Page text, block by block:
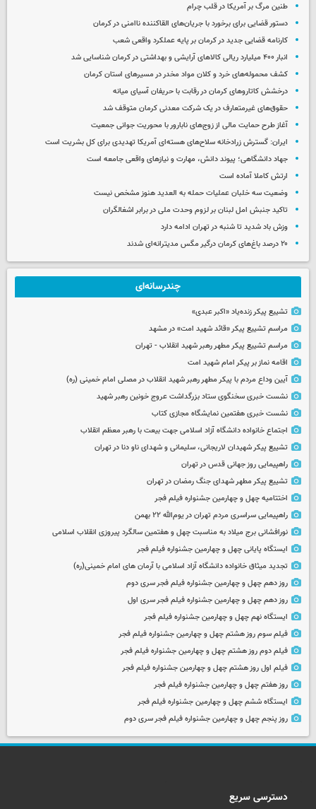
طنین مرگ بر آمریکا در قلب چرام
دستور قضایی برای برخورد با جریان‌های القاکننده ناامنی در کرمان
کارنامه قضایی جدید در کرمان بر پایه عملکرد واقعی شعب
انبار ۴۰۰ میلیارد ریالی کالاهای آرایشی و بهداشتی در کرمان شناسایی شد
کشف محموله‌های خرد و کلان مواد مخدر در مسیرهای استان کرمان
درخشش کاتاروهای کرمان در رقابت با حریفان آسیای میانه
حقوق‌های غیرمتعارف در یک شرکت معدنی کرمان متوقف شد
آغاز طرح حمایت مالی از زوج‌های نابارور با محوریت جوانی جمعیت
ایران: گسترش زرادخانه سلاح‌های هسته‌ای آمریکا تهدیدی برای کل بشریت است
جهاد دانشگاهی؛ پیوند دانش، مهارت و نیازهای واقعی جامعه است
ارتش کاملا آماده است
وضعیت سه خلبان عملیات حمله به العدید هنوز مشخص نیست
تاکید جنبش امل لبنان بر لزوم وحدت ملی در برابر اشغالگران
وزش باد شدید تا شنبه در تهران ادامه دارد
۲۰ درصد باغ‌های کرمان درگیر مگس مدیترانه‌ای شدند
چندرسانه‌ای
تشییع پیکر زنده‌یاد «اکبر عبدی»
مراسم تشییع پیکر «قائد شهید امت» در مشهد
مراسم تشییع پیکر مطهر رهبر شهید انقلاب - تهران
اقامه نماز بر پیکر امام شهید امت
آیین وداع مردم با پیکر مطهر رهبر شهید انقلاب در مصلی امام خمینی (ره)
نشست خبری سخنگوی ستاد بزرگداشت عروج خونین رهبر شهید
نشست خبری هفتمین نمایشگاه مجازی کتاب
اجتماع خانواده دانشگاه آزاد اسلامی جهت بیعت با رهبر معظم انقلاب
تشییع پیکر شهیدان لاریجانی، سلیمانی و شهدای ناو دنا در تهران
راهپیمایی روز جهانی قدس در تهران
تشییع پیکر مطهر شهدای جنگ رمضان در تهران
اختتامیه چهل و چهارمین جشنواره فیلم فجر
راهپیمایی سراسری مردم تهران در یوم‌الله ۲۲ بهمن
نورافشانی برج میلاد به مناسبت چهل‌ و هفتمین سالگرد پیروزی انقلاب اسلامی
ایستگاه پایانی چهل و چهارمین جشنواره فیلم فجر
تجدید میثاق خانواده دانشگاه آزاد اسلامی با آرمان های امام خمینی(ره)
روز دهم چهل و چهارمین جشنواره فیلم فجر سری دوم
روز دهم چهل و چهارمین جشنواره فیلم فجر سری اول
ایستگاه نهم چهل و چهارمین جشنواره فیلم فجر
فیلم سوم روز هشتم چهل و چهارمین جشنواره فیلم فجر
فیلم دوم روز هشتم چهل و چهارمین جشنواره فیلم فجر
فیلم اول روز هشتم چهل و چهارمین جشنواره فیلم فجر
روز هفتم چهل و چهارمین جشنواره فیلم فجر
ایستگاه ششم چهل و چهارمین جشنواره فیلم فجر
روز پنجم چهل و چهارمین جشنواره فیلم فجر سری دوم
دسترسی سریع